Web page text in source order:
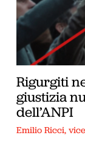
Rigurgiti
giustizia
dell’ANPI
Emilio Ricci,